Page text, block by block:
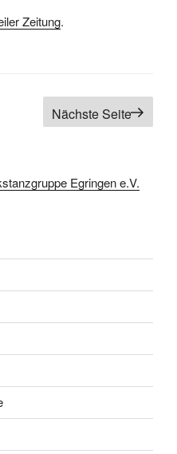
Zeitung.
Nächste Seite